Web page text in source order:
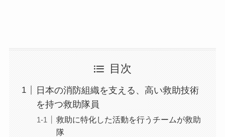
目次
日本の消防組織を支える、高い救助技術
を持つ救助隊員
救助に特化した活動を行うチームが救助
隊